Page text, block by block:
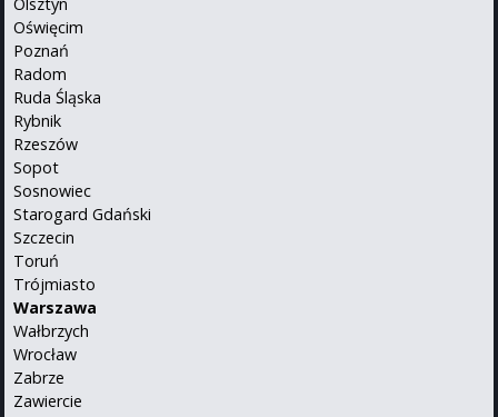
Oświęcim
Poznań
Radom
Ruda Śląska
Rybnik
Rzeszów
Sopot
Sosnowiec
Starogard Gdański
Szczecin
Toruń
Trójmiasto
Warszawa
Wałbrzych
Wrocław
Zabrze
Zawiercie